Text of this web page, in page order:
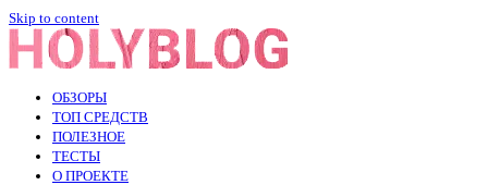
Skip to content
ОБЗОРЫ
ТОП СРЕДСТВ
ПОЛЕЗНОЕ
ТЕСТЫ
О ПРОЕКТЕ